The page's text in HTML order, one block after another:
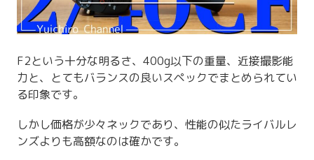
F2という十分な明るさ、400g以下の重量、近接撮影能
力と、とてもバランスの良いスペックでまとめられてい
る印象です。
しかし価格が少々ネックであり、性能の似たライバルレ
ンズよりも高額なのは確かです。